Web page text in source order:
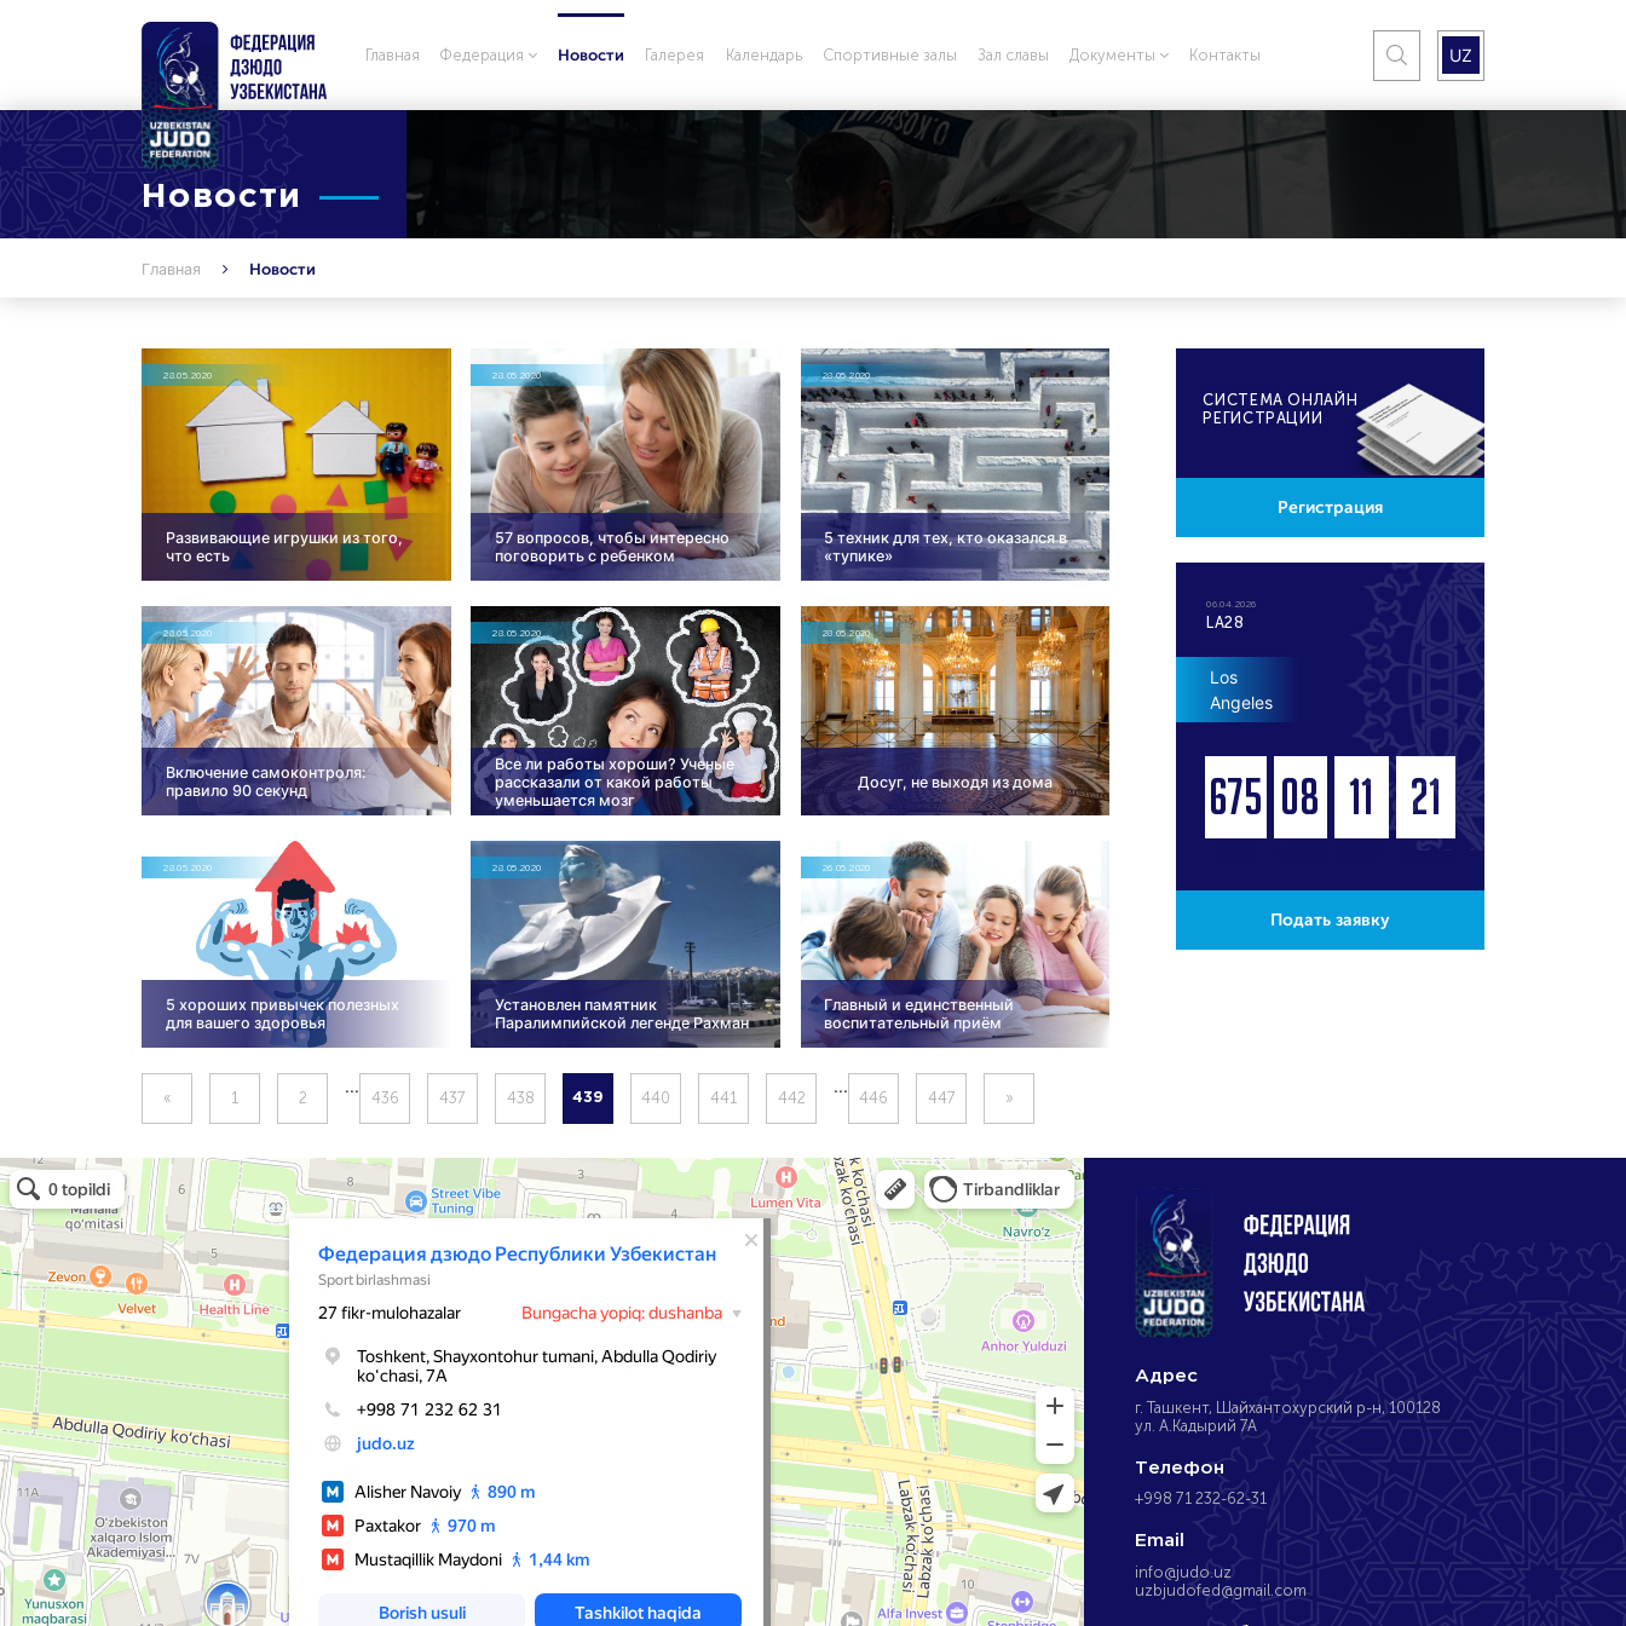
Главная Федерация Новости Галерея Календарь Спортивные залы Зал славы Документы Контакты UZ
Новости
Главная Новости
28.05.2020
Развивающие игрушки из того,
что есть
28.05.2020
57 вопросов, чтобы интересно
поговорить с ребенком
28.05.2020
5 техник для тех, кто оказался в
«тупике»
28.05.2020
Включение самоконтроля:
правило 90 секунд
28.05.2020
Все ли работы хороши? Ученые
рассказали от какой работы
уменьшается мозг
28.05.2020
Досуг, не выходя из дома
28.05.2020
5 хороших привычек полезных
для вашего здоровья
28.05.2020
Установлен памятник
Паралимпийской легенде Рахман
26.05.2020
Главный и единственный
воспитательный приём
CИСТЕМА ОНЛАЙН
РЕГИСТРАЦИИ
Регистрация
06.04.2026
LA28
Los
Angeles
675 08 11 20
СЕКУНД
Подать заявку
« 1 2
...
436 437 438 439 440 441 442
...
446 447 »
Адрес
г. Ташкент, Шайхантохурский р-н, 100128
ул. А.Кадырий 7А
Телефон
+998 71 232-62-31
Email
info@judo.uz
uzbjudofed@gmail.com